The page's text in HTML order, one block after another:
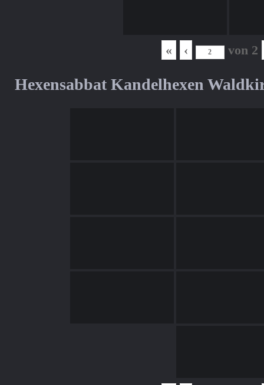
« ‹ von 2
Hexensabbat Kandelhexen